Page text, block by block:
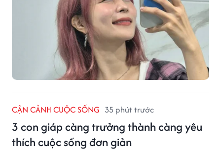
CẬN CẢNH CUỘC SỐNG 35 phút trước
3 con giáp càng trưởng thành càng yêu
thích cuộc sống đơn giản